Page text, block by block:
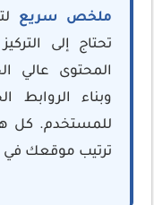
ملخص سريع
تحتاج إلى
المحتوى عالي
وبناء الروابط
للمستخدم. كل
ترتيب موقعك في